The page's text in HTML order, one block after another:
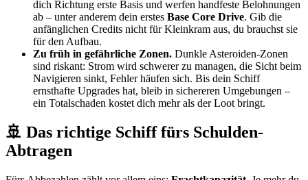
dich Richtung erste Basis und werfen handfeste Belohnungen
ab – unter anderem dein erstes Base Core Drive. Gib die
anfänglichen Credits nicht für Kleinkram aus, du brauchst sie
für den Aufbau.
Zu früh in gefährliche Zonen. Dunkle Asteroiden-Zonen
sind riskant: Strom wird schwerer zu managen, die Sicht beim
Navigieren sinkt, Fehler häufen sich. Bis dein Schiff
ernsthafte Upgrades hat, bleib in sichereren Umgebungen –
ein Totalschaden kostet dich mehr als der Loot bringt.
🚢 Das richtige Schiff fürs Schulden-
Abtragen